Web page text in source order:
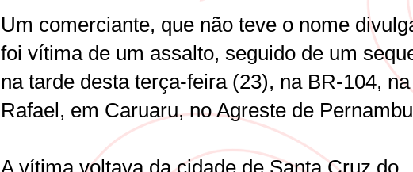
Um comerciante, que não teve o nome
foi vítima de um assalto, seguido de um
na tarde desta terça-feira (23), na BR-104,
Rafael, em Caruaru, no Agreste de
A vítima voltava da cidade de Santa Cruz do